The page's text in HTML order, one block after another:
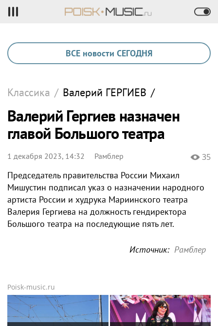
ВСЕ новости СЕГОДНЯ
Классика / Валерий ГЕРГИЕВ /
Валерий Гергиев назначен
главой Большого театра
1 декабря 2023, 14:32 Рамблер 35
Председатель правительства России Михаил
Мишустин подписал указ о назначении народного
артиста России и худрука Мариинского театра
Валерия Гергиева на должность гендиректора
Большого театра на последующие пять лет.
Источник: Рамблер
Poisk-music.ru